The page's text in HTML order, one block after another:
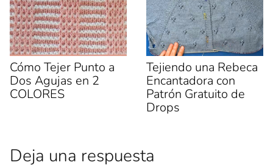
Cómo Tejer Punto a
Dos Agujas en 2
COLORES
Tejiendo una Rebeca
Encantadora con
Patrón Gratuito de
Drops
Deja una respuesta